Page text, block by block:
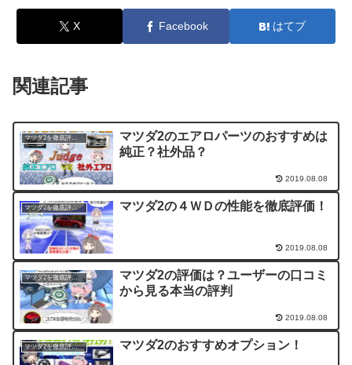
X Facebook はてブ
関連記事
マツダ2を徹底評価！
マツダ2のエアロパーツのおすすめは
純正？社外品？
2019.08.08
マツダ2を徹底評価！ マツダ2の４ＷＤの性能を徹底評価！
2019.08.08
マツダ2を徹底評価！
マツダ2の評価は？ユーザーの口コミ
から見る本当の評判
2019.08.08
マツダ2を徹底評価！ マツダ2のおすすめオプション！